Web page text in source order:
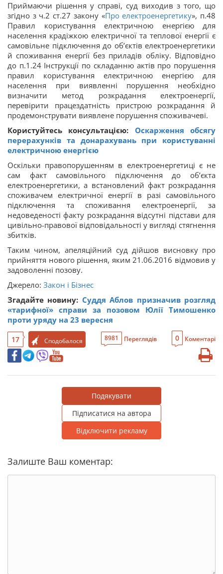
Приймаючи рішення у справі, суд виходив з того, що
згідно з ч.2 ст.27 закону «Про електроенергетику», п.48
Правил користування електричною енергією для
населення крадіжкою електричної та теплової енергії є
самовільне підключення до об’єктів електроенергетики
й споживання енергії без приладів обліку. Відповідно
до п.1.24 Інструкції по складанню актів про порушення
правил користування електричною енергією для
населення при виявленні порушення необхідно
визначити метод розкрадання електроенергії,
перевірити працездатність пристрою розкрадання й
продемонструвати виявлене порушення споживачеві.
Користуйтесь консультацією: Оскарження обсягу
перерахунків та донарахувань при користуванні
електричною енергією
Оскільки правопорушенням в електроенергетиці є не
сам факт самовільного підключення до об’єкта
електроенергетики, а встановлений факт розкрадання
споживачем електричної енергії в разі самовільного
підключення та споживання електроенергії, за
недоведеності факту розкрадання відсутні підстави для
цивільно-правової відповідальності у вигляді стягнення
збитків.
Таким чином, апеляційний суд дійшов висновку про
прийняття нового рішення, яким 21.06.2016 відмовив у
задоволенні позову.
Джерело: Закон і Бізнес
Згадайте новину: Суддя Аблов призначив розгляд
«тарифної» справи за позовом Юлії Тимошенко
проти уряду на 23 вересня
17 Сподобалося 8981 Переглядів 0 Коментарі
Подякувати
Підписатися на автора
Відключити рекламу
Залиште Ваш коментар: